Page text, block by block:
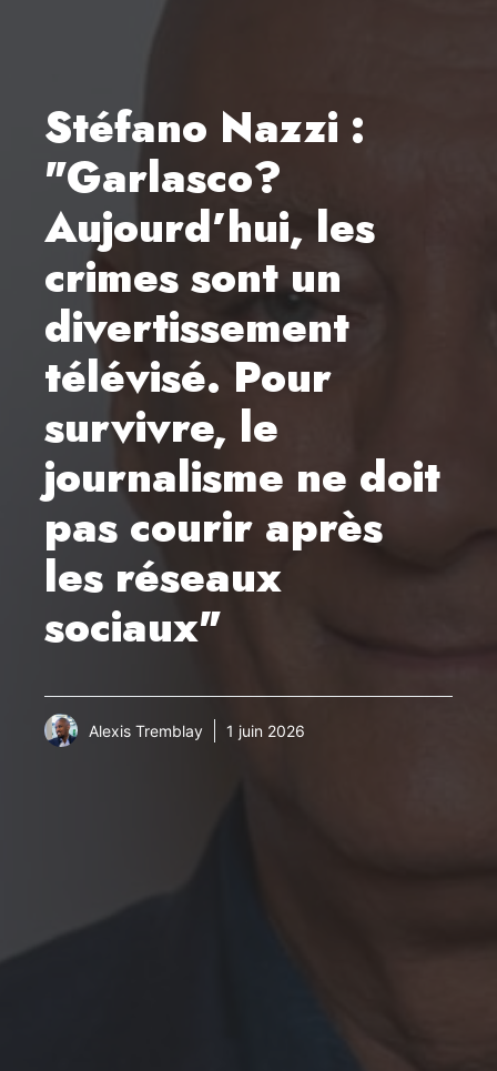
Stéfano Nazzi :
"Garlasco?
Aujourd’hui, les
crimes sont un
divertissement
télévisé. Pour
survivre, le
journalisme ne doit
pas courir après
les réseaux
sociaux"
Alexis Tremblay 1 juin 2026